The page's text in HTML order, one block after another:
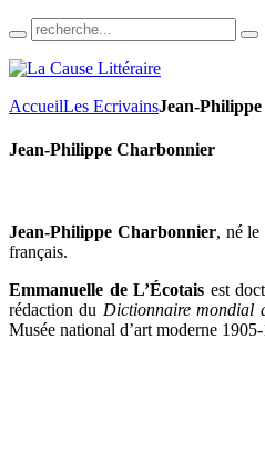
AccueilLes EcrivainsJean-
Jean-Philippe Charbonnier
Jean-Philippe Charbonnier, né le
français.
Emmanuelle de L’Écotais est
rédaction du Dictionnaire mondial
Musée national d’art moderne